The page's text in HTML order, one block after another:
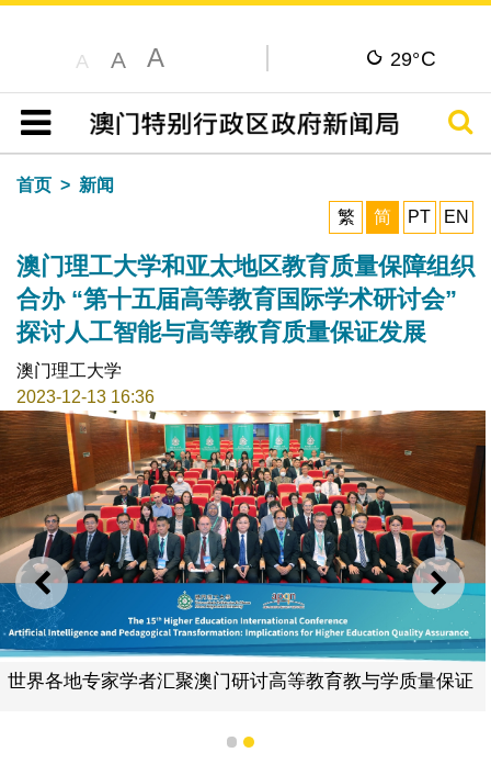
A A A 29°C
目录
搜寻
首页
新闻
繁
简 PT EN
澳门理工大学和亚太地区教育质量保障组织
合办 “第十五届高等教育国际学术研讨会”
探讨人工智能与高等教育质量保证发展
澳门理工大学
2023-12-13 16:36
上一则 下一
世界各地专家学者汇聚澳门研讨高等教育教与学质量保证
1 2